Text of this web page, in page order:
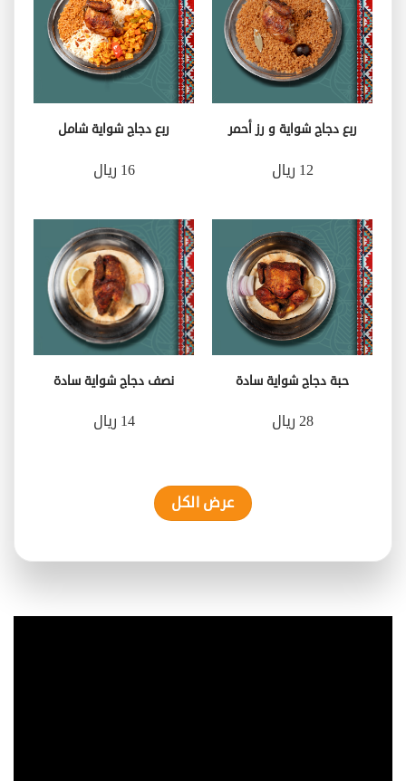
ربع دجاج شواية و رز أحمر
12 ريال
ربع دجاج شواية شامل
16 ريال
حبة دجاج شواية سادة
28 ريال
نصف دجاج شواية سادة
14 ريال
عرض الكل